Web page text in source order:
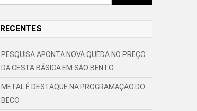
por:
RECENTES
PESQUISA APONTA NOVA QUEDA NO PREÇO
DA CESTA BÁSICA EM SÃO BENTO
METAL É DESTAQUE NA PROGRAMAÇÃO DO
BECO